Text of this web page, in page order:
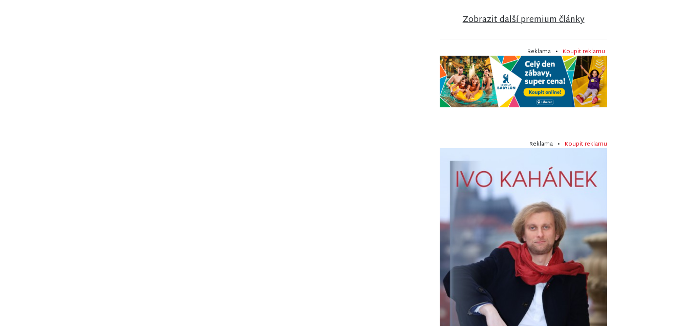
Zobrazit další premium články
Reklama • Koupit reklamu
Reklama • Koupit reklamu